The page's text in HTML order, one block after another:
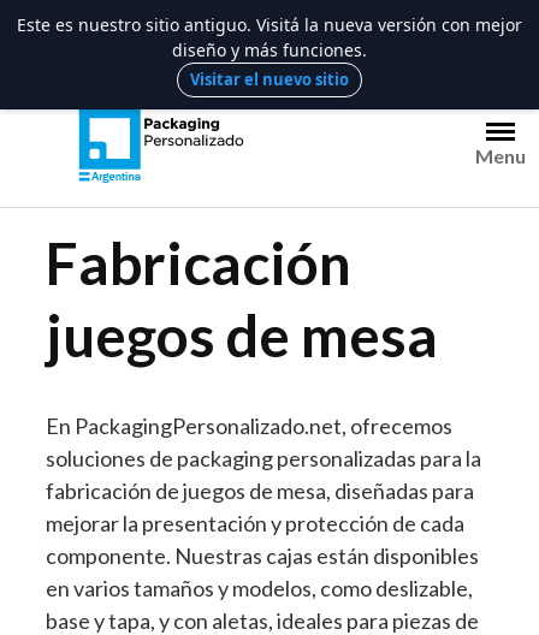
al
Menu
Fabricación
juegos de mesa
En PackagingPersonalizado.net, ofrecemos
soluciones de packaging personalizadas para la
fabricación de juegos de mesa, diseñadas para
mejorar la presentación y protección de cada
componente. Nuestras cajas están disponibles
en varios tamaños y modelos, como deslizable,
base y tapa, y con aletas, ideales para piezas de
Este es nuestro sitio antiguo. Visitá la nueva versión con mejor
diseño y más funciones.
Visitar el nuevo sitio